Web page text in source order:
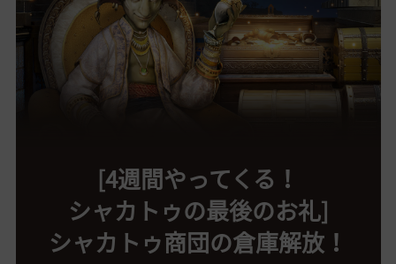
[4週間やってくる！
シャカトゥの最後のお礼]
シャカトゥ商団の倉庫解放！